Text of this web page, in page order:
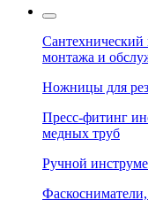
Сантехнический
монтажа и
Ножницы для
Пресс-фитинг
медных труб
Ручной